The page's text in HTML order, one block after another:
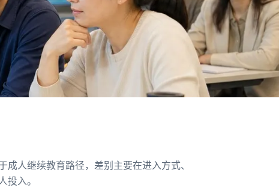
成人继续教育路径，差别主要在进入方式、
投入。